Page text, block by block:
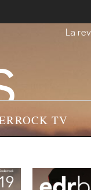
La
TV